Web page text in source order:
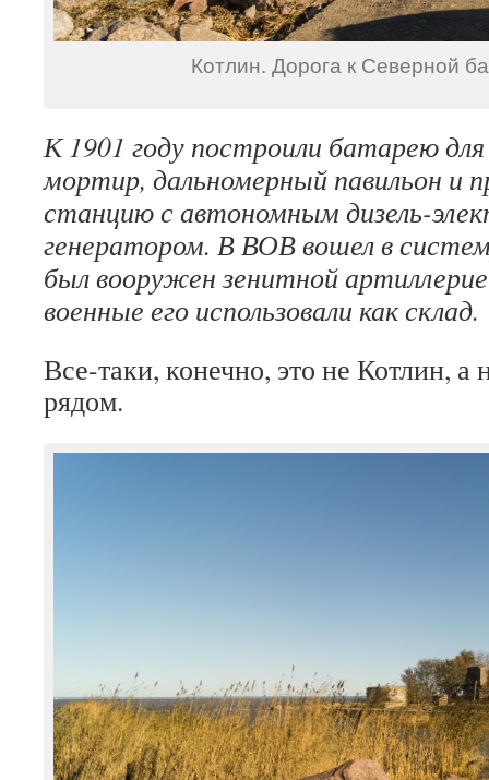
Котлин. Дорога к Северной
К 1901 году построили батарею
мортир, дальномерный павильон и
станцию с автономным дизель-
генератором. В ВОВ вошел в
был вооружен зенитной
военные его использовали как склад.
Все-таки, конечно, это не Котлин, а
рядом.